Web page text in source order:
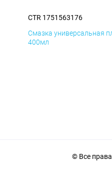
CTR 1751563176
Смазка универсальная
400мл
© Все